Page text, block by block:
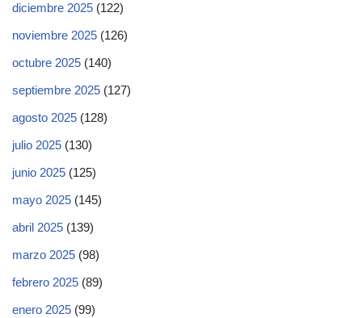
diciembre 2025 (122)
noviembre 2025 (126)
octubre 2025 (140)
septiembre 2025 (127)
agosto 2025 (128)
julio 2025 (130)
junio 2025 (125)
mayo 2025 (145)
abril 2025 (139)
marzo 2025 (98)
febrero 2025 (89)
enero 2025 (99)